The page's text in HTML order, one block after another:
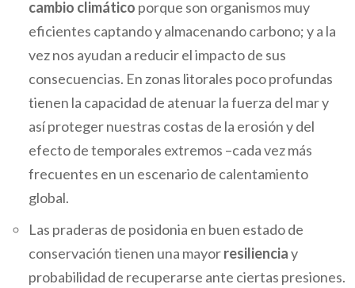
cambio climático porque son organismos muy
eficientes captando y almacenando carbono; y a la
vez nos ayudan a reducir el impacto de sus
consecuencias. En zonas litorales poco profundas
tienen la capacidad de atenuar la fuerza del mar y
así proteger nuestras costas de la erosión y del
efecto de temporales extremos –cada vez más
frecuentes en un escenario de calentamiento
global.
Las praderas de posidonia en buen estado de
conservación tienen una mayorresilienciay
probabilidad de recuperarse ante ciertas presiones.